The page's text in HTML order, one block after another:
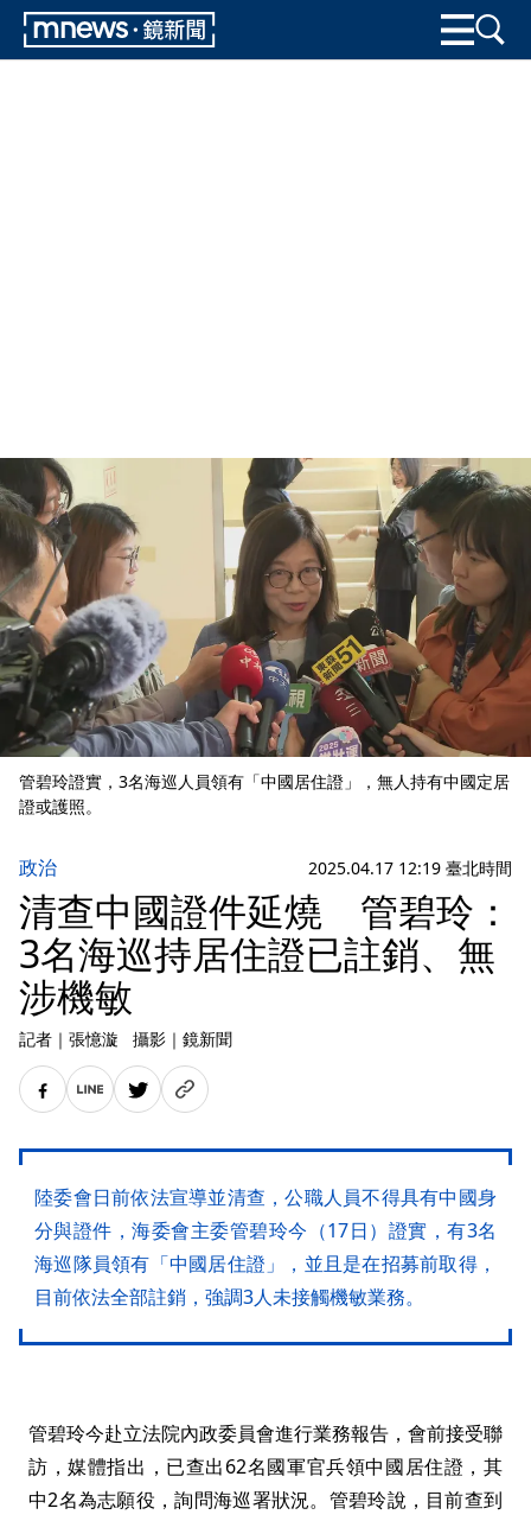
管碧玲證實，3名海巡人員領有「中國居住證」，無人持有中國定居
證或護照。
政治 2025.04.17 12:19 臺北時間
清查中國證件延燒 管碧玲：
3名海巡持居住證已註銷、無
涉機敏
記者 ｜ 張憶漩 攝影 ｜ 鏡新聞
陸委會日前依法宣導並清查，公職人員不得具有中國身
分與證件，海委會主委管碧玲今（17日）證實，有3名
海巡隊員領有「中國居住證」，並且是在招募前取得，
目前依法全部註銷，強調3人未接觸機敏業務。
管碧玲今赴立法院內政委員會進行業務報告，會前接受聯
訪，媒體指出，已查出62名國軍官兵領中國居住證，其
中2名為志願役，詢問海巡署狀況。管碧玲說，目前查到